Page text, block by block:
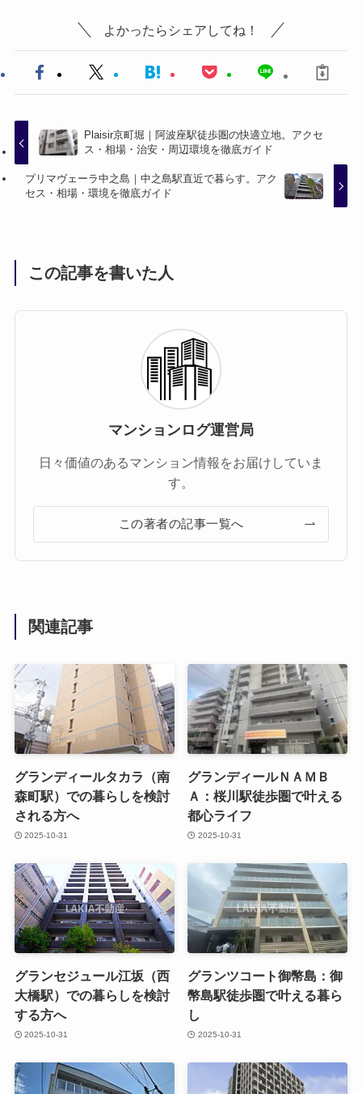
よかったらシェアしてね！
Plaisir京町堀｜阿波座駅徒歩圏の快適立地。アクセ
ス・相場・治安・周辺環境を徹底ガイド
プリマヴェーラ中之島｜中之島駅直近で暮らす。アク
セス・相場・環境を徹底ガイド
この記事を書いた人
マンションログ運営局
日々価値のあるマンション情報をお届けしていま
す。
この著者の記事一覧へ
関連記事
グランディールタカラ（南
森町駅）での暮らしを検討
される方へ
2025-10-31
グランディールＮＡＭＢ
Ａ：桜川駅徒歩圏で叶える
都心ライフ
2025-10-31
グランセジュール江坂（西
大橋駅）での暮らしを検討
する方へ
2025-10-31
グランツコート御幣島：御
幣島駅徒歩圏で叶える暮ら
し
2025-10-31